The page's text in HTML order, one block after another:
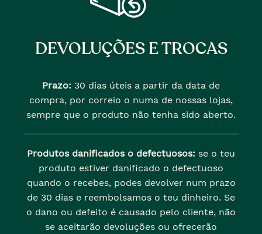
DEVOLUÇÕES E TROCAS
Prazo: 30 dias úteis a partir da data de
compra, por correio o numa de nossas lojas,
sempre que o produto não tenha sido aberto.
Produtos danificados o defectuosos: se o teu
produto estiver danificado o defectuoso
quando o recebes, podes devolver num prazo
de 30 dias e reembolsamos o teu dinheiro. Se
o dano ou defeito é causado pelo cliente, não
se aceitarão devoluções ou ofrecerão